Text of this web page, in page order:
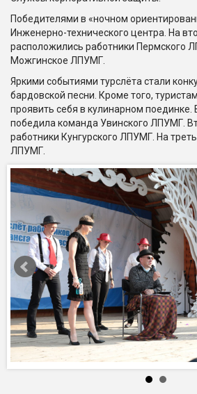
Победителями в «ночном
Инженерно-технического центра. На
расположились работники Пермского
Можгинское ЛПУМГ.
Яркими событиями турслёта стали
бардовской песни. Кроме того,
проявить себя в кулинарном поединке.
победила команда Увинского ЛПУМГ.
работники Кунгурского ЛПУМГ. На
ЛПУМГ.